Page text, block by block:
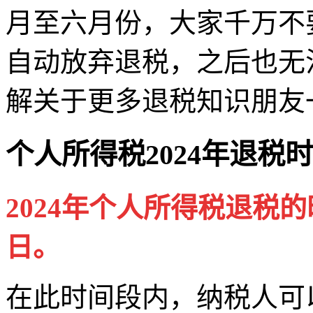
月至六月份，大家千万
自动放弃退税，之后也
解关于更多退税知识朋
个人所得税2024年退税
2024年个人所得税退税
日。
在此时间段内，纳税人